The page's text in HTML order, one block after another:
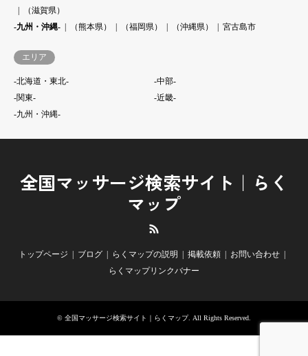
（滋賀県）
-九州・沖縄-
（熊本県） （福岡県） （沖縄県） 宮古島市
エリア
-北海道・東北-
-中部-
-関東-
-近畿-
-九州・沖縄-
全国マッサージ検索サイト｜らく
マップ
トップページ ブログ らくマップの説明 掲載依頼
お問い合わせ
らくマップリンクバナー
© 全国マッサージ検索サイト｜らくマップ. All Rights Reserved.